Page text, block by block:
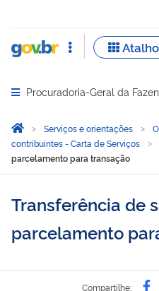
Abrir menu principal de
Procuradoria-Geral da
Você está aqui:
Página Inicial
Serviços e orientações
contribuintes - Carta de Serviços
parcelamento para transação
Transferência de
parcelamento
Compartilhe: